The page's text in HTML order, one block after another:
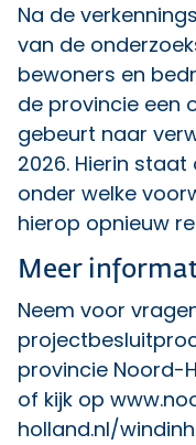
Na de
van de
bewoners en
de provincie een
gebeurt naar
2026. Hierin
onder welke
hierop opnieuw
Meer
Neem voor
provincie Noord-
of kijk op
holland.nl/